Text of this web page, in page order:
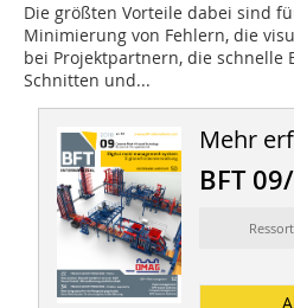
Die größten Vorteile dabei sind
Minimierung von Fehlern, die
bei Projektpartnern, die schnelle
Schnitten und...
Mehr
BFT